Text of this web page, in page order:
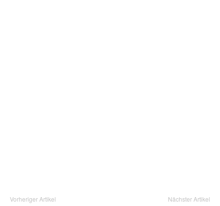
Vorheriger Artikel Nächster Artikel